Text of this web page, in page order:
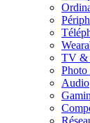
TV &
Audio